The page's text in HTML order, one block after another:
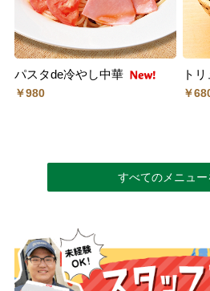
パスタde冷やし中華
￥980
ト
￥
すべてのメニュー